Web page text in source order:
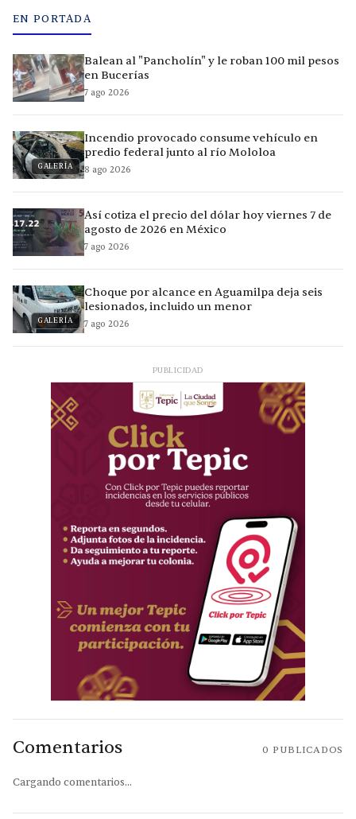
EN PORTADA
Balean al "Pancholín" y le roban 100 mil pesos
en Bucerías
7 ago 2026
GALERÍA
Incendio provocado consume vehículo en
predio federal junto al río Mololoa
8 ago 2026
Así cotiza el precio del dólar hoy viernes 7 de
agosto de 2026 en México
7 ago 2026
GALERÍA
Choque por alcance en Aguamilpa deja seis
lesionados, incluido un menor
7 ago 2026
PUBLICIDAD
Comentarios 0 PUBLICADOS
Cargando comentarios...